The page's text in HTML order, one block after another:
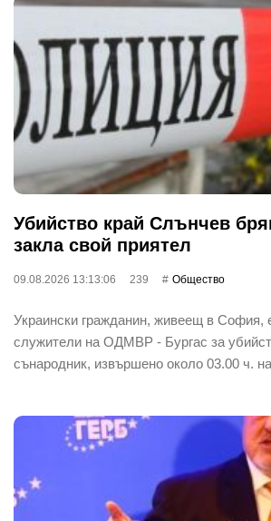
Убийство край Слънчев
закла свой приятел
09.08.2026 13:13:06 239 Общество
Украински гражданин, живеещ в София,
служители на ОДМВР - Бургас за
сънародник, извършено около 03.00 ч.